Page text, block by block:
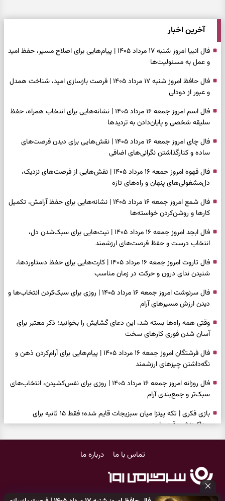
آخرین اخبار
فال انبیا امروز شنبه ۱۷ مرداد ۱۴۰۵ | پیام‌هایی برای اصلاح مسیر، حفظ امید
و عمل به مسئولیت‌ها
فال حافظ امروز شنبه ۱۷ مرداد ۱۴۰۵ | فرصت بازسازی امید، شناخت همدل
و عبور از دودلی
فال اسم امروز جمعه ۱۶ مرداد ۱۴۰۵ | نشانه‌هایی برای انتخاب همراه، حفظ
سلیقه شخصی و پایان‌دادن به تردیدها
فال چای امروز جمعه ۱۶ مرداد ۱۴۰۵ | نقش‌هایی برای دیدن فرصت‌های
ساده و کنارگذاشتن نگرانی‌های اضافی
فال قهوه امروز جمعه ۱۶ مرداد ۱۴۰۵ | نقش‌هایی از فرصت‌های نزدیک،
دل‌مشغولی‌های پنهان و راه‌های تازه
فال شمع امروز جمعه ۱۶ مرداد ۱۴۰۵ | نشانه‌هایی برای حفظ آرامش، تکمیل
کارها و روشن‌کردن خواسته‌ها
فال ابجد امروز جمعه ۱۶ مرداد ۱۴۰۵ | نیت‌هایی برای سبک‌شدن دل،
انتخاب درست و حفظ فرصت‌های ارزشمند
فال تاروت امروز جمعه ۱۶ مرداد ۱۴۰۵ | کارت‌هایی برای حفظ دستاوردها،
شنیدن ندای درون و حرکت در زمان مناسب
فال سرنوشت امروز جمعه ۱۶ مرداد ۱۴۰۵ | روزی برای سبک‌کردن انتخاب‌ها و
دیدن ارزش مسیرهای آرام
وقتی همه راه‌ها بسته شد، این دعای گشایش را بخوانید؛ ذکر معتبر برای
آسان شدن فوری کارهای سخت
فال فرشتگان امروز جمعه ۱۶ مرداد ۱۴۰۵ | پیام‌هایی برای آرام‌کردن ذهن و
نگه‌داشتن چیزهای ارزشمند
فال روزانه امروز جمعه ۱۶ مرداد ۱۴۰۵ | روزی برای نفس‌کشیدن، انتخاب‌های
سبک‌تر و جمع‌بندی آرام
بازی فکری | تکه پیتزا میان سبزیجات قایم شده؛ فقط ۱۵ ثانیه برای
پیداکردنش وقت دارید
سنجیده و رهاشدن از انتظارهای بی‌نتیجه
طرز تهیه کوکو سبزی مجلسی | سبز، خوش‌عطر و برش‌خورده
تماس با ما درباره ما